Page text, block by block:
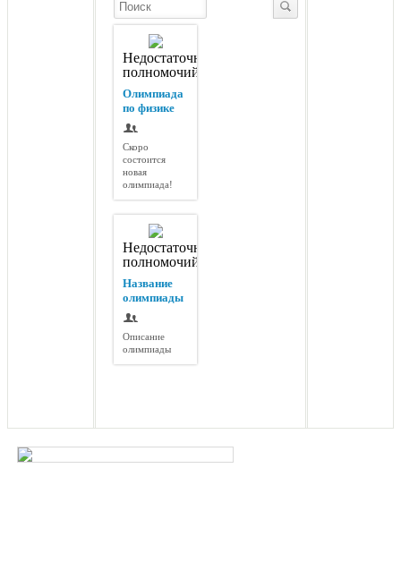
Недостаточно
полномочий
Олимпиада
по физике
Скоро
состоится
новая
олимпиада!
Недостаточно
полномочий
Название
олимпиады
Описание
олимпиады